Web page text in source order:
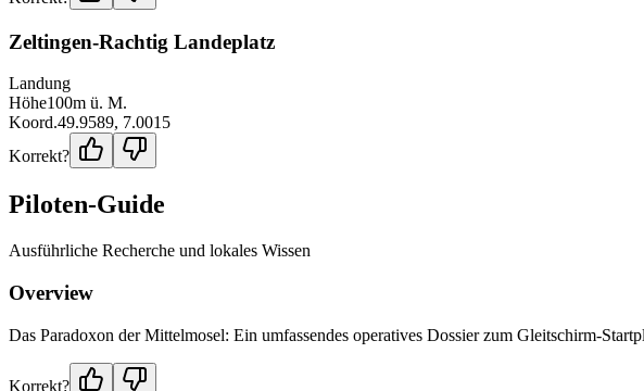
Zeltingen-Rachtig Landeplatz
Landung
Höhe100m ü. M.
Koord.49.9589, 7.0015
Korrekt?
Piloten-Guide
Ausführliche Recherche und lokales Wissen
Overview
Das Paradoxon der Mittelmosel: Ein umfassendes operatives Dossier zum Gleitschirm-
Korrekt?